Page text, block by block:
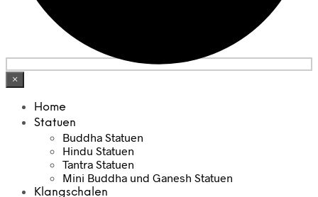
×
Home
Statuen
Buddha Statuen
Hindu Statuen
Tantra Statuen
Mini Buddha und Ganesh Statuen
Klangschalen